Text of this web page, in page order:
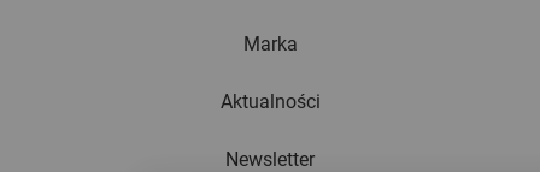
Marka
Aktualności
Newsletter